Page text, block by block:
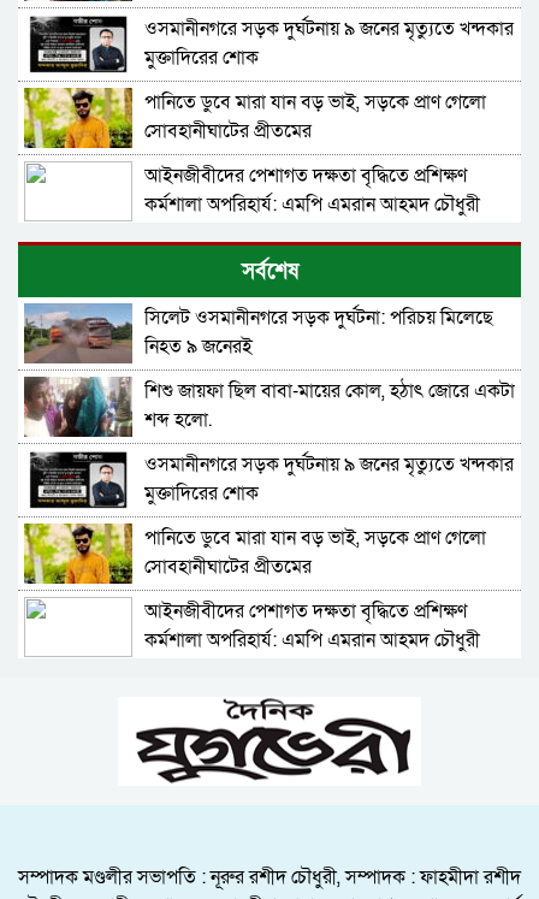
ওসমানীনগরে সড়ক দুর্ঘটনায় ৯ জনের মৃত্যুতে খন্দকার
মুক্তাদিরের শোক
পানিতে ডুবে মারা যান বড় ভাই, সড়কে প্রাণ গেলো
সোবহানীঘাটের প্রীতমের
আইনজীবীদের পেশাগত দক্ষতা বৃদ্ধিতে প্রশিক্ষণ
কর্মশালা অপরিহার্য: এমপি এমরান আহমদ চৌধুরী
নিরাপত্তাহীন বিছানাকান্দি বাস্তবায়ন হয়নি ইকোপার্কের
সিলেটে দুর্ঘটনায় আহতদের দেখতে ওসমানী
হাসপাতালে মহানগর জামায়াত নেতৃবৃন্দ
৫ বন্ধু সিলেটে এসেছিলেন ঘুরতে, ফেরার পথে
দুর্ঘটনায় মারা যান সাইফুল
সিলেটের সড়ক দুর্ঘটনায় বাউল শিল্পী পেহেলী ভৈরবী
নিহত
সবুজ বাংলাদেশ গড়ার প্রত্যয়ে সিলেটে বাবৌযুপ’র
দ্বিতীয় পর্যায়ে বৃক্ষরোপণ কর্মসূচি সম্পন্ন
সিলেটে ইউনিক ও বেঙ্গল পরিবহনের দুই বাসের
মুখোমুখি সংঘর্ষে নিহত ৯
তেল, গ্যাস, বিদ্যুৎ সঙ্কট ও দ্রব্যমূল্যের ঊর্ধ্বগতি রোধে
সিলেটে ১১ দলীয় ঐক্যের স্মারকলিপি
পুরস্কার বিতরণ সম্পন্ন
সর্বশেষ
সিলেট ওসমানীনগরে সড়ক দুর্ঘটনা: পরিচয় মিলেছে
নিহত ৯ জনেরই
শিশু জায়ফা ছিল বাবা-মায়ের কোল, হঠাৎ জোরে একটা
শব্দ হলো.
ওসমানীনগরে সড়ক দুর্ঘটনায় ৯ জনের মৃত্যুতে খন্দকার
মুক্তাদিরের শোক
পানিতে ডুবে মারা যান বড় ভাই, সড়কে প্রাণ গেলো
সোবহানীঘাটের প্রীতমের
আইনজীবীদের পেশাগত দক্ষতা বৃদ্ধিতে প্রশিক্ষণ
কর্মশালা অপরিহার্য: এমপি এমরান আহমদ চৌধুরী
সিলেটে দুর্ঘটনায় আহতদের দেখতে ওসমানী
হাসপাতালে মহানগর জামায়াত নেতৃবৃন্দ
দুর্ঘটনায় মারা যান সাইফুল
সম্পাদক মণ্ডলীর সভাপতি : নূরুর রশীদ চৌধুরী, সম্পাদক : ফাহমীদা রশীদ